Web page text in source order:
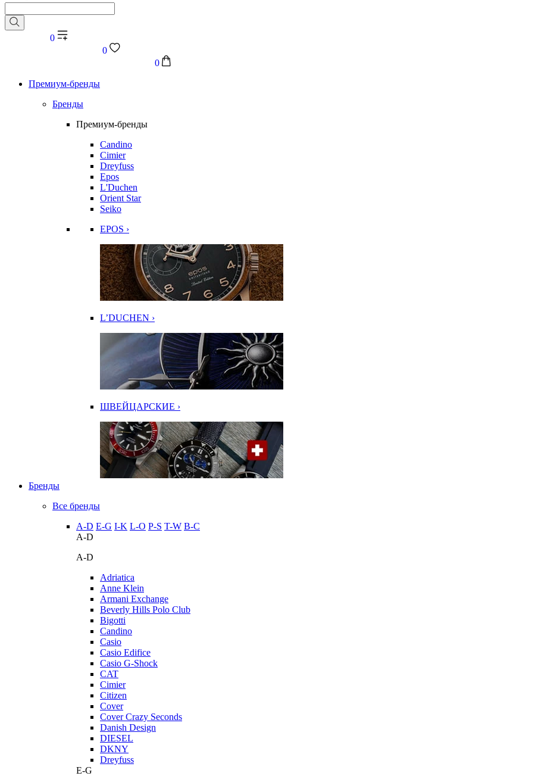
0
0
0
Премиум-бренды
Бренды
Премиум-бренды
Candino
Cimier
Dreyfuss
Epos
L'Duchen
Orient Star
Seiko
EPOS ›
L’DUCHEN ›
ШВЕЙЦАРСКИЕ ›
Бренды
Все бренды
A-D E-G I-K L-O P-S T-W В-С
A-D
A-D
Adriatica
Anne Klein
Armani Exchange
Beverly Hills Polo Club
Bigotti
Candino
Casio
Casio Edifice
Casio G-Shock
CAT
Cimier
Citizen
Cover
Cover Crazy Seconds
Danish Design
DIESEL
DKNY
Dreyfuss
E-G